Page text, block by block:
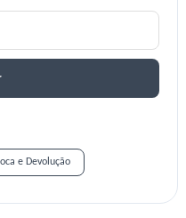
e Devolução